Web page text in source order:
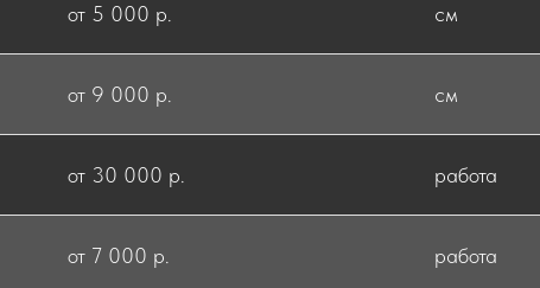
от 5 000 р. см
от 9 000 р. см
от 30 000 р. работа
от 7 000 р. работа